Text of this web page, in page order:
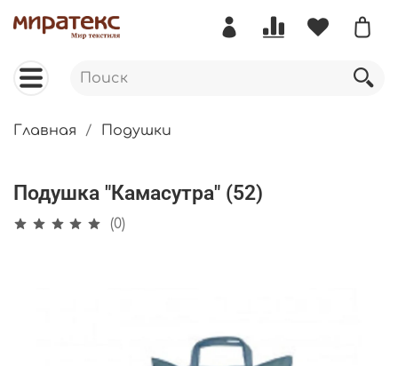
Главная Подушки
Подушка "Камасутра" (52)
(0)